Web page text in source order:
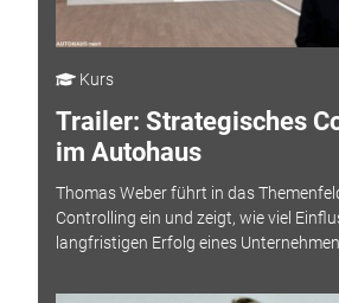
Kurs
Trailer: Strategisches
im Autohaus
Thomas Weber führt in das
Controlling ein und zeigt, wie viel
langfristigen Erfolg eines